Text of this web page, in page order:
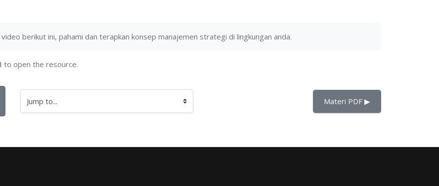
berikut ini, pahami dan terapkan konsep manajemen strategi di lingkungan anda.
to open the resource.
Jump to... Materi PDF ▶︎